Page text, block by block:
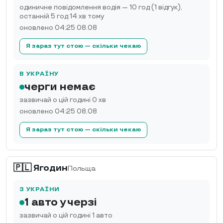
одиничне повідомлення водія — 10 год (1 відгук),
останній 5 год 14 хв тому
оновлено 04:25 08.08
Я зараз тут стою — скільки чекаю
В УКРАЇНУ
черги немає
зазвичай о цій годині 0 хв
оновлено 04:25 08.08
Я зараз тут стою — скільки чекаю
🇵🇱 ЯгодинПольща
З УКРАЇНИ
1 авто у черзі
зазвичай о цій годині 1 авто